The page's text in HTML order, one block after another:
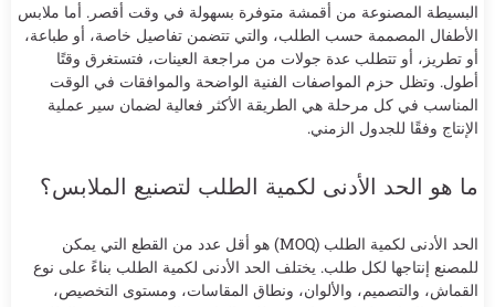
البسيطة المصنوعة من أقمشة متوفرة بسهولة في وقت أقصر. أما ملابس
الأطفال المصممة حسب الطلب، والتي تتضمن تفاصيل خاصة، أو طباعة،
أو تطريز، أو تتطلب عدة جولات من مراجعة العينات، فتستغرق وقتًا
أطول. وتظل حزم المواصفات الفنية الواضحة والموافقات في الوقت
المناسب في كل مرحلة هي الطريقة الأكثر فعالية لضمان سير عملية
الإنتاج وفقًا للجدول الزمني.
ما هو الحد الأدنى لكمية الطلب لتصنيع الملابس؟
الحد الأدنى لكمية الطلب (MOQ) هو أقل عدد من القطع التي يمكن
للمصنع إنتاجها لكل طلب. يختلف الحد الأدنى لكمية الطلب بناءً على نوع
القماش، والتصميم، والألوان، ونطاق المقاسات، ومستوى التخصيص،